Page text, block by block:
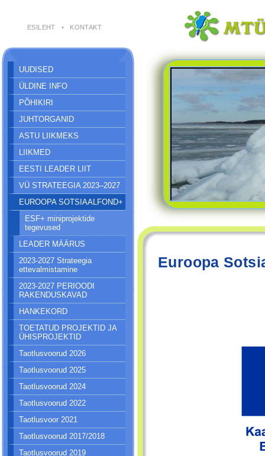
ESILEHT • KONTAKT
UUDISED
ÜLDINE INFO
PÕHIKIRI
JUHTORGANID
ASTU LIIKMEKS
LIIKMED
EESTI LEADER LIIT
VÜ STRATEEGIA 2023–2027
EUROOPA SOTSIAALFOND+
ESF+ miniprojektide
tegevused
LEADER MÄÄRUS
2023-2027 Strateegia
ettevalmistamine
2023-2027 PERIOODI
RAKENDUSKAVAD
HANKEKORD
TOETATUD PROJEKTID JA
ÜHISPROJEKTID
Taotlusvoorud 2026
Taotlusvoorud 2025
Taotlusvoorud 2024
Taotlusvoorud 2022
Taotlusvoor 2021
Taotlusvoorud 2017/2018
Taotlusvoorud 2019
Euroopa